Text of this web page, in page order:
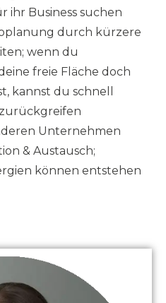
ihr Business suchen
durch kürzere
wenn du
freie Fläche doch
kannst du schnell
Unternehmen
& Austausch;
können entstehen